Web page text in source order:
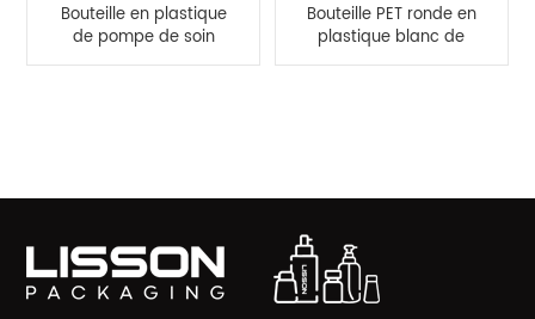
Bouteille en plastique
de pompe de soin
personnel de bouteille
Bouteille PET ronde en
plastique blanc de
500 ml avec pompe